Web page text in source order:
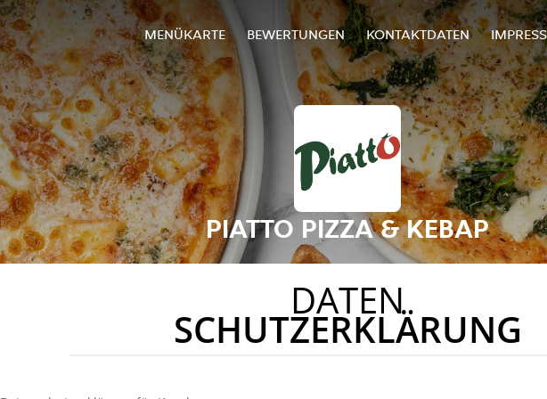
MENÜKARTE BEWERTUNGEN KONTAKTDATEN
PIATTO PIZZA & KEBAP
DATEN
SCHUTZERKLÄRUNG